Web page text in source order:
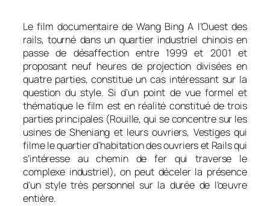
Le film documentaire de Wang BingA l’Ouest des
rails, tourné dans un quartier industriel chinois en
passe de désaffection entre 1999 et 2001 et
proposant neuf heures de projection divisées en
quatre parties, constitue un cas intéressant sur la
question du style. Si d’un point de vue formel et
thématique le film est en réalité constitué de trois
parties principales (Rouille, qui se concentre sur les
usines de Sheniang et leurs ouvriers, Vestigesqui
filme le quartier d’habitation des ouvriers et Railsqui
s’intéresse au chemin de fer qui traverse le
complexe industriel), on peut déceler la présence
d’un style très personnel sur la durée de l’œuvre
entière.